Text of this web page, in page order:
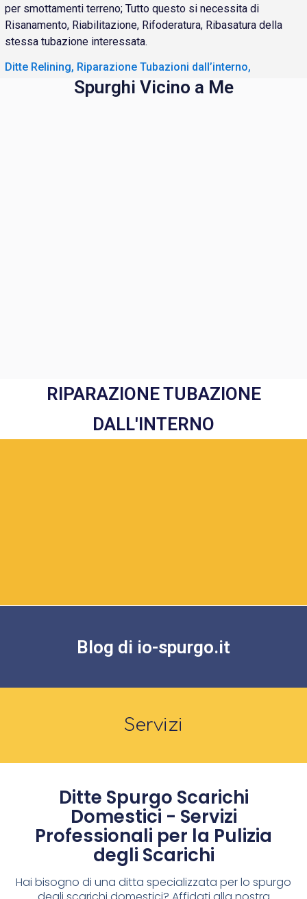
per smottamenti terreno; Tutto questo si necessita di
Risanamento, Riabilitazione, Rifoderatura, Ribasatura della
stessa tubazione interessata.
Ditte Relining, Riparazione Tubazioni dall’interno,
Spurghi Vicino a Me
RIPARAZIONE TUBAZIONE
DALL'INTERNO
Blog di io-spurgo.it
Servizi
Ditte Spurgo Scarichi
Domestici - Servizi
Professionali per la Pulizia
degli Scarichi
Hai bisogno di una ditta specializzata per lo spurgo